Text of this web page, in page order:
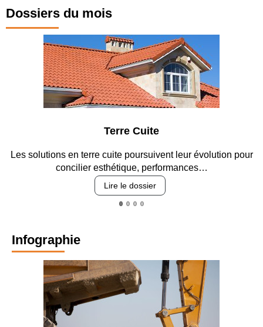
Dossiers du mois
en terre cuite poursuivent leur évolution pour
esthétique, performances…
Infographie